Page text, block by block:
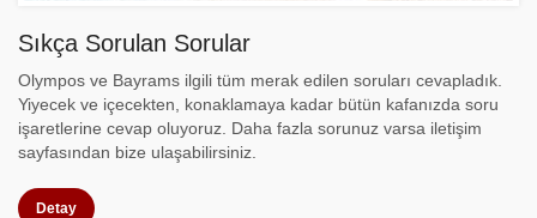
Sıkça Sorulan Sorular
Olympos ve Bayrams ilgili tüm merak edilen soruları cevapladık.
Yiyecek ve içecekten, konaklamaya kadar bütün kafanızda soru
işaretlerine cevap oluyoruz. Daha fazla sorunuz varsa iletişim
sayfasından bize ulaşabilirsiniz.
Detay